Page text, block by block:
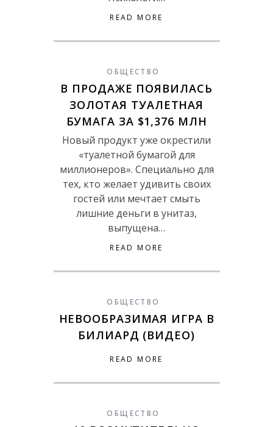
READ MORE
ОБЩЕСТВО
В ПРОДАЖЕ ПОЯВИЛАСЬ
ЗОЛОТАЯ ТУАЛЕТНАЯ
БУМАГА ЗА $1,376 МЛН
Новый продукт уже окрестили
«туалетной бумагой для
миллионеров». Специально для
тех, кто желает удивить своих
гостей или мечтает смыть
лишние деньги в унитаз,
выпущена…
READ MORE
ОБЩЕСТВО
НЕВООБРАЗИМАЯ ИГРА В
БИЛИАРД (ВИДЕО)
READ MORE
ОБЩЕСТВО